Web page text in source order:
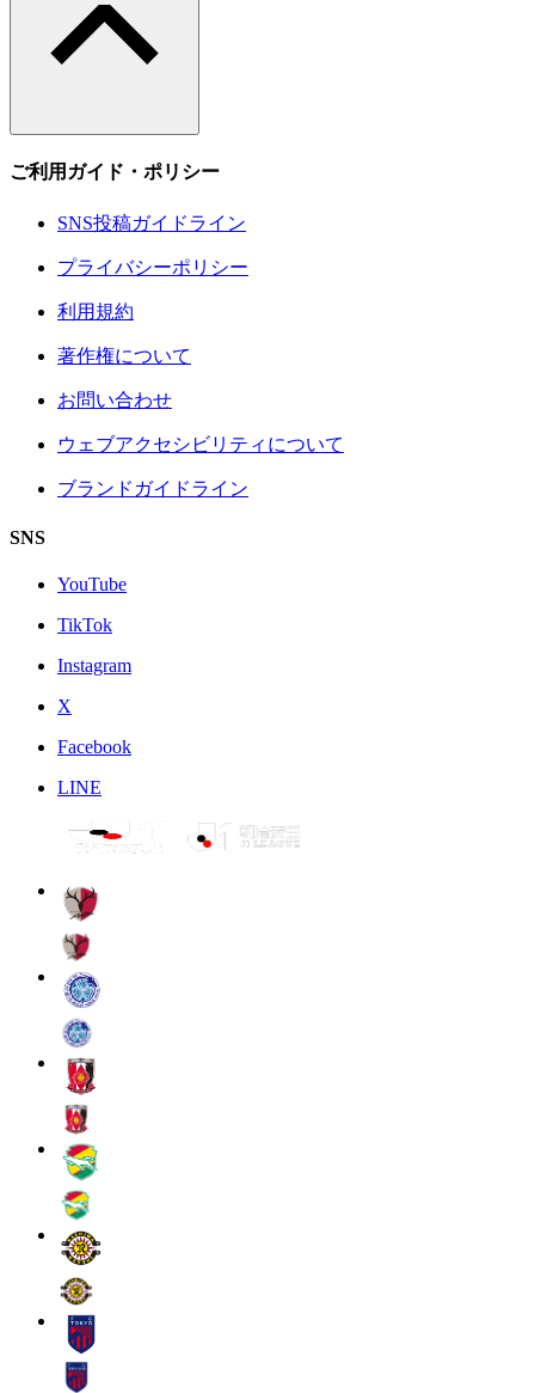
ご利用ガイド・ポリシー
SNS投稿ガイドライン
プライバシーポリシー
利用規約
著作権について
お問い合わせ
ウェブアクセシビリティについて
ブランドガイドライン
SNS
YouTube
TikTok
Instagram
X
Facebook
LINE